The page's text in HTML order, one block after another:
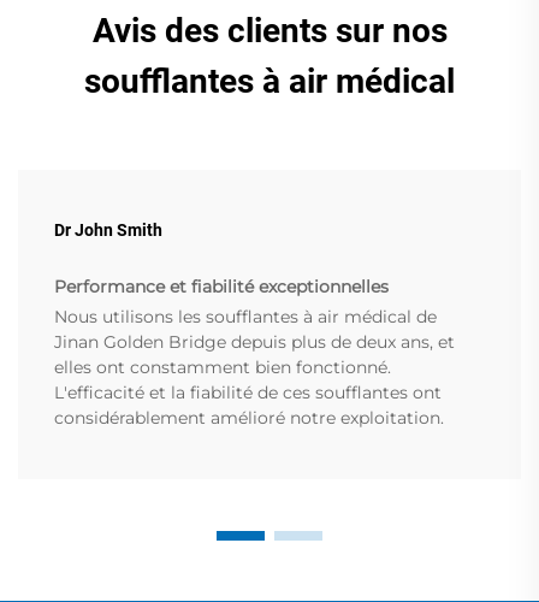
Avis des clients sur nos
soufflantes à air médical
Dr John Smith
Performance et fiabilité exceptionnelles
Nous utilisons les soufflantes à air médical de
Jinan Golden Bridge depuis plus de deux ans, et
elles ont constamment bien fonctionné.
L'efficacité et la fiabilité de ces soufflantes ont
considérablement amélioré notre exploitation.